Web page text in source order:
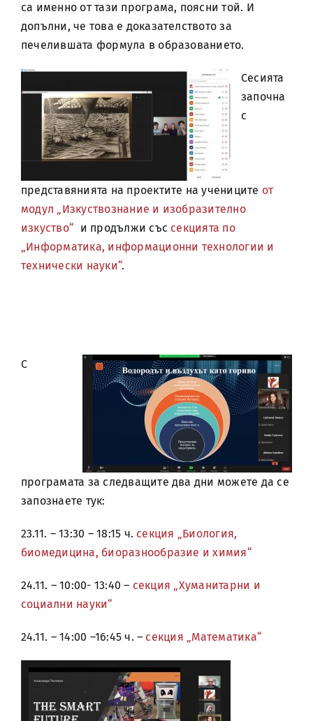
са именно от тази програма, поясни той. И
допълни, че това е доказателството за
печелившата формула в образованието.
Сесията
започна
с
представянията на проектите на учениците от
модул „Изкуствознание и изобразително
изкуство“ и продължи със секцията по
„Информатика, информационни технологии и
технически науки“.
С
програмата за следващите два дни можете да се
запознаете тук:
23.11. – 13:30 – 18:15 ч. секция „Биология,
биомедицина, биоразнообразие и химия“
24.11. – 10:00- 13:40 – секция „Хуманитарни и
социални науки“
24.11. – 14:00 –16:45 ч. – секция „Математика“